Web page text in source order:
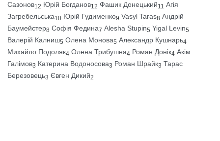
Сазонов12 Юрій Богданов12 Фашик Донецький11 Агія
Загребельська10 Юрій Гудименко9 Vasyl Taras8 Андрій
Баумейстер8 Софія Федина7 Alesha Stupin5 Yigal Levin5
Валерій Калниш5 Олена Монова5 Александр Кушнарь4
Михайло Подоляк4 Олена Трибушна4 Роман Донік4 Акім
Галімов3 Катерина Водоносова3 Роман Шрайк3 Тарас
Березовець3 Євген Дикий2